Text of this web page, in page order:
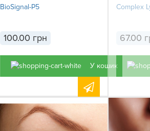
BioSignal-P5
100.00 грн
У кошик
Complex
67.00